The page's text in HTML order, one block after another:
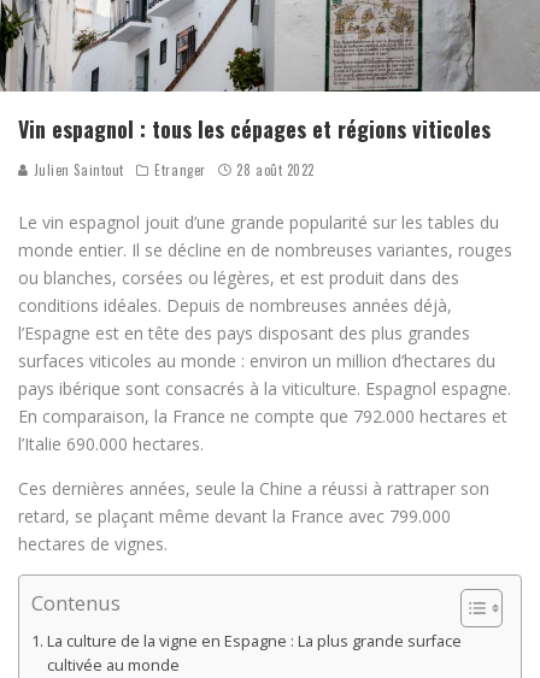
Vin espagnol : tous les cépages et régions viticoles
Julien Saintout Etranger 28 août 2022
Le vin espagnol jouit d’une grande popularité sur les tables du
monde entier. Il se décline en de nombreuses variantes, rouges
ou blanches, corsées ou légères, et est produit dans des
conditions idéales. Depuis de nombreuses années déjà,
l’Espagne est en tête des pays disposant des plus grandes
surfaces viticoles au monde : environ un million d’hectares du
pays ibérique sont consacrés à la viticulture. Espagnol espagne.
En comparaison, la France ne compte que 792.000 hectares et
l’Italie 690.000 hectares.
Ces dernières années, seule la Chine a réussi à rattraper son
retard, se plaçant même devant la France avec 799.000
hectares de vignes.
Contenus
La culture de la vigne en Espagne : La plus grande surface
cultivée au monde